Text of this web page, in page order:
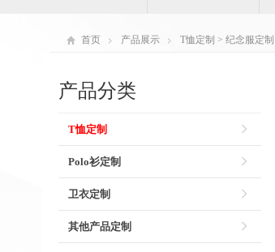
首页 产品展示 T恤定制 > 纪念服定制
产品分类
T恤定制
Polo衫定制
卫衣定制
其他产品定制